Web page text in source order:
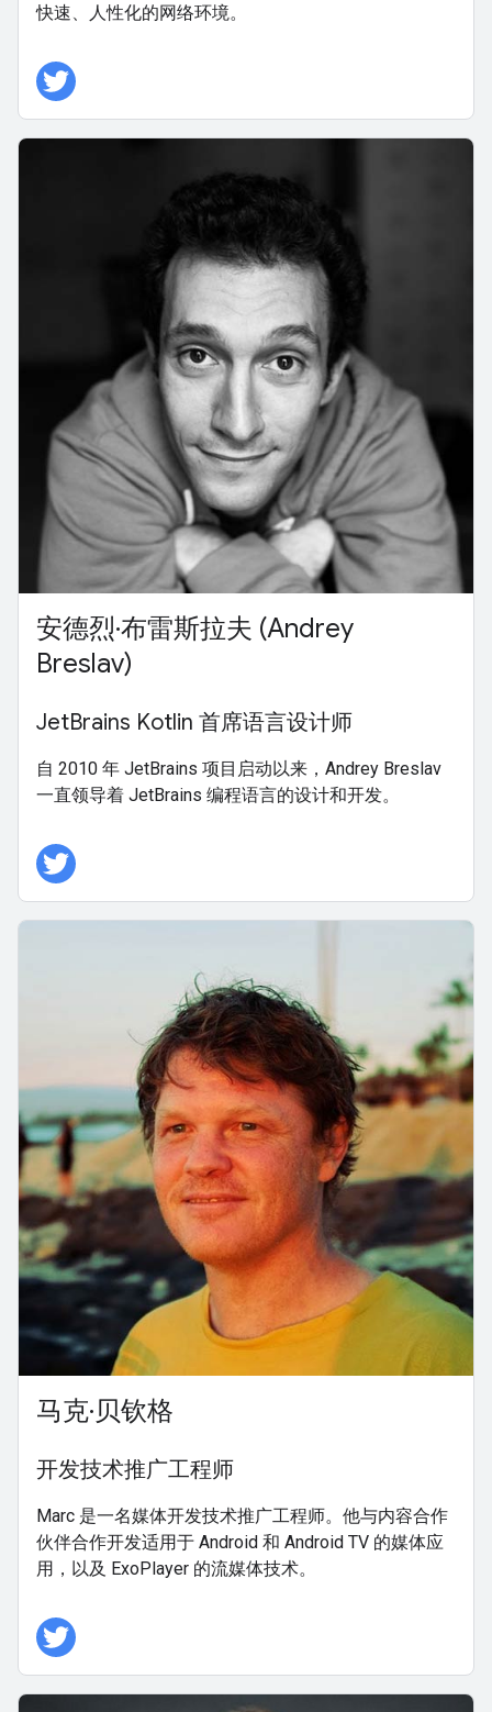
快速、人性化的网络环境。
安德烈·布雷斯拉夫 (Andrey
Breslav)
JetBrains Kotlin 首席语言设计师
自 2010 年 JetBrains 项目启动以来，Andrey Breslav
一直领导着 JetBrains 编程语言的设计和开发。
马克·贝钦格
开发技术推广工程师
Marc 是一名媒体开发技术推广工程师。他与内容合作
伙伴合作开发适用于 Android 和 Android TV 的媒体应
用，以及 ExoPlayer 的流媒体技术。